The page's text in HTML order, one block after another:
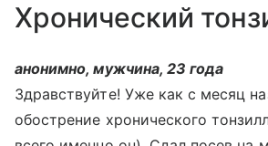
Хронический
анонимно, мужчина, 23 года
Здравствуйте! Уже как с месяц
обострение хронического